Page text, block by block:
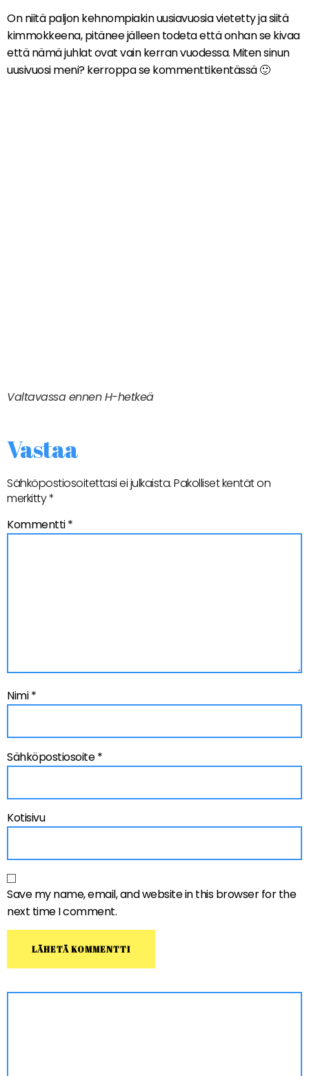
On niitä paljon kehnompiakin uusiavuosia vietetty ja siitä
kimmokkeena, pitänee jälleen todeta että onhan se kivaa
että nämä juhlat ovat vain kerran vuodessa. Miten sinun
uusivuosi meni? kerroppa se kommenttikentässä 🙂
Valtavassa ennen H-hetkeä
Vastaa
Sähköpostiosoitettasi ei julkaista.Pakolliset kentät on
merkitty*
Kommentti*
Nimi*
Sähköpostiosoite*
Kotisivu
Save my name, email, and website in this browser for the
next time I comment.